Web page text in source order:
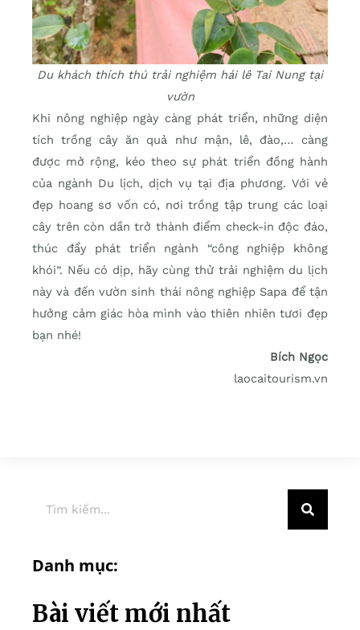
Du khách thích thú trải nghiệm hái lê Tai Nung tại
vườn
Khi nông nghiệp ngày càng phát triển, những diện
tích trồng cây ăn quả như mận, lê, đào,… càng
được mở rộng, kéo theo sự phát triển đồng hành
của ngành Du lịch, dịch vụ tại địa phương. Với vẻ
đẹp hoang sơ vốn có, nơi trồng tập trung các loại
cây trên còn dần trở thành điểm check-in độc đáo,
thúc đẩy phát triển ngành “công nghiệp không
khói”. Nếu có dịp, hãy cùng thử trải nghiệm du lịch
này và đến vườn sinh thái nông nghiệp Sapa để tận
hưởng cảm giác hòa mình vào thiên nhiên tươi đẹp
bạn nhé!
Bích Ngọc
laocaitourism.vn
Danh mục:
Bài viết mới nhất